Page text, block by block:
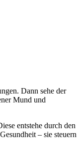
Dann sehe der
Mund und
entstehe durch den
– sie steuern